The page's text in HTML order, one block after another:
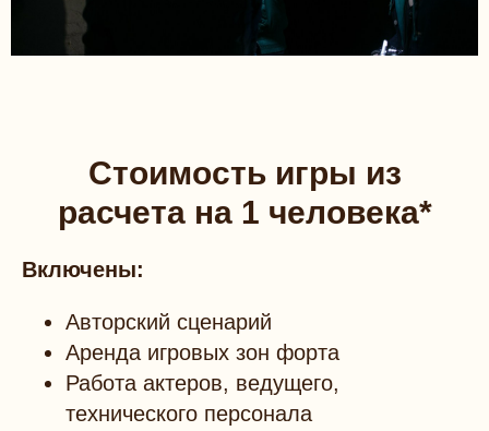
Стоимость игры из
расчета на 1 человека*
Включены:
Авторский сценарий
Аренда игровых зон форта
Работа актеров, ведущего,
технического персонала